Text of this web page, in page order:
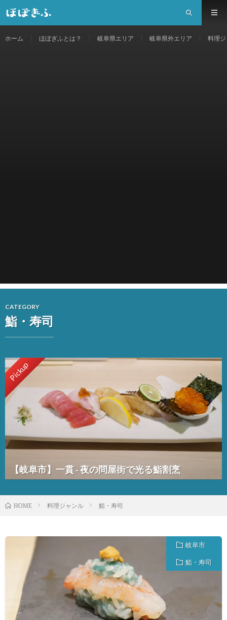
ホーム ほぼぎふとは？ 岐阜県エリア 岐阜県外エリア 料理
CATEGORY
鮨・寿司
Pickup
【岐阜市】一貫 ‐ 夜の問屋街で光る鮨割烹
HOME 料理ジャンル 鮨・寿司
岐阜市
鮨・寿司